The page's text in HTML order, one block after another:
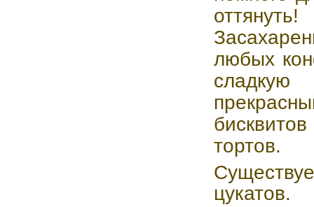
оттянуть!
любых
сладкую
тортов.
цукатов.